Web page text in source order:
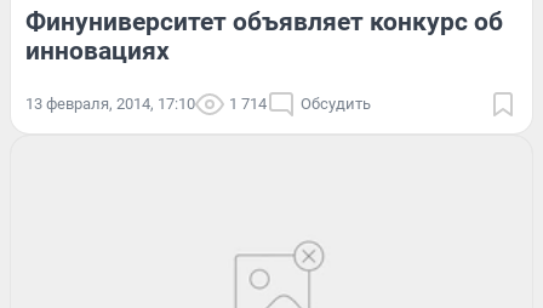
Финуниверситет объявляет конкурс об
инновациях
13 февраля, 2014, 17:10 1 714 Обсудить